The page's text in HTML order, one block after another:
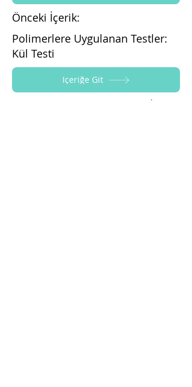
Önceki İçerik:
Polimerlere Uygulanan Testler:
Kül Testi
İçeriğe Git